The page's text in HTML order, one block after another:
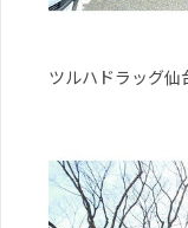
ツルハドラッグ